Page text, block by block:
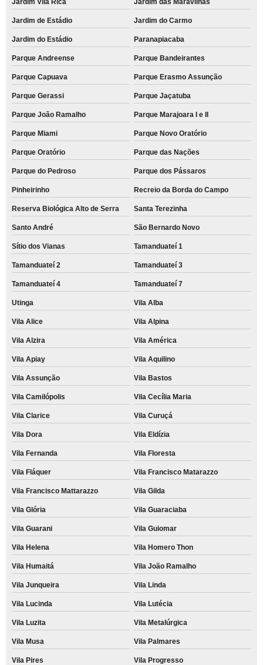
Jardim Vila Rica Jardim das Maravilhas
Jardim de Estádio Jardim do Carmo
Jardim do Estádio Paranapiacaba
Parque Andreense Parque Bandeirantes
Parque Capuava Parque Erasmo Assunção
Parque Gerassi Parque Jaçatuba
Parque João Ramalho Parque Marajoara I e II
Parque Miami Parque Novo Oratório
Parque Oratório Parque das Nações
Parque do Pedroso Parque dos Pássaros
Pinheirinho Recreio da Borda do Campo
Reserva Biológica Alto de Serra Santa Terezinha
Santo André São Bernardo Novo
Sítio dos Vianas Tamanduateí 1
Tamanduateí 2 Tamanduateí 3
Tamanduateí 4 Tamanduateí 7
Utinga Vila Alba
Vila Alice Vila Alpina
Vila Alzira Vila América
Vila Apiay Vila Aquilino
Vila Assunção Vila Bastos
Vila Camilópolis Vila Cecília Maria
Vila Clarice Vila Curuçá
Vila Dora Vila Eldízia
Vila Fernanda Vila Floresta
Vila Fláquer Vila Francisco Matarazzo
Vila Francisco Mattarazzo Vila Gilda
Vila Glória Vila Guaraciaba
Vila Guarani Vila Guiomar
Vila Helena Vila Homero Thon
Vila Humaitá Vila João Ramalho
Vila Junqueira Vila Linda
Vila Lucinda Vila Lutécia
Vila Luzita Vila Metalúrgica
Vila Musa Vila Palmares
Vila Pires Vila Progresso